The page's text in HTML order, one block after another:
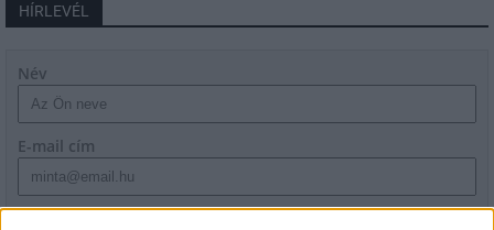
HÍRLEVÉL
Név
E-mail cím